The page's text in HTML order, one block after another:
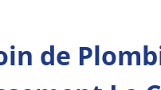
de